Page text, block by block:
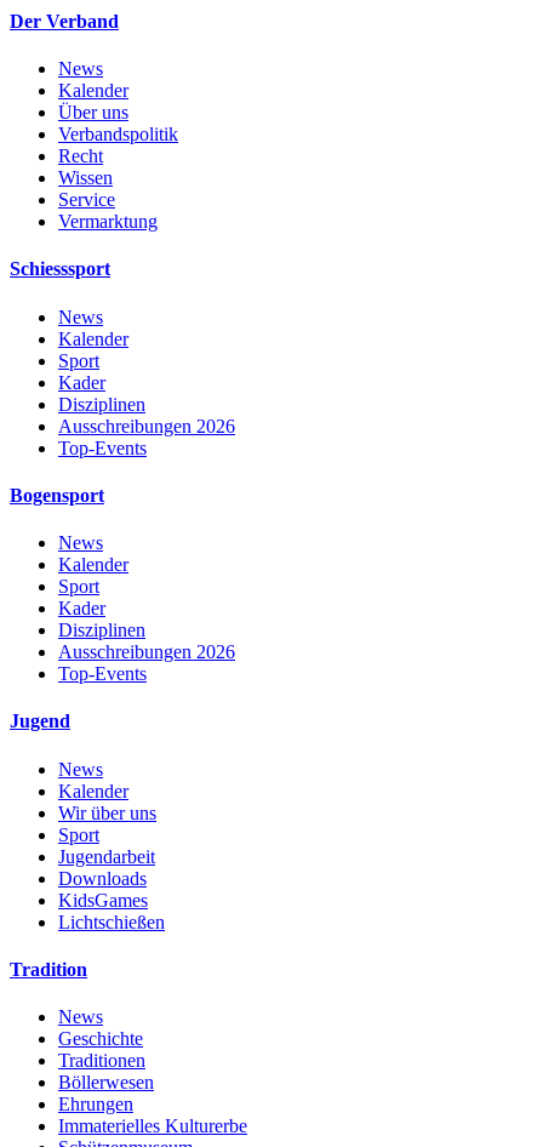
Der Verband
News
Kalender
Über uns
Verbandspolitik
Recht
Wissen
Service
Vermarktung
Schiesssport
News
Kalender
Sport
Kader
Disziplinen
Ausschreibungen 2026
Top-Events
Bogensport
News
Kalender
Sport
Kader
Disziplinen
Ausschreibungen 2026
Top-Events
Jugend
News
Kalender
Wir über uns
Sport
Jugendarbeit
Downloads
KidsGames
Lichtschießen
Tradition
News
Geschichte
Traditionen
Böllerwesen
Ehrungen
Immaterielles Kulturerbe